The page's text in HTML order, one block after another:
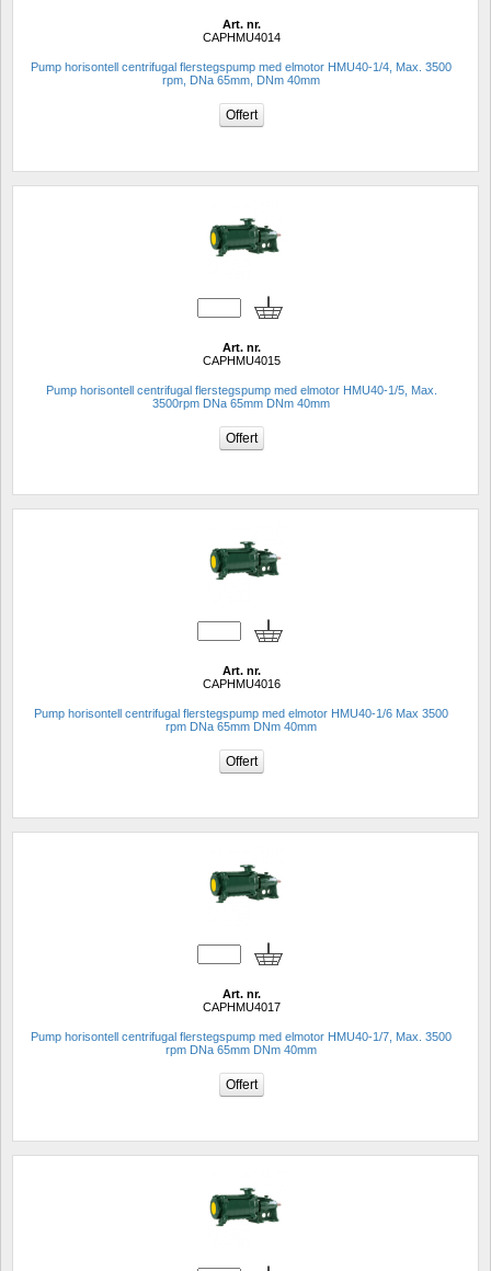
Art. nr.
CAPHMU4014
Pump horisontell centrifugal flerstegspump med elmotor HMU40-1/4, Max. 3500
rpm, DNa 65mm, DNm 40mm
Art. nr.
CAPHMU4015
Pump horisontell centrifugal flerstegspump med elmotor HMU40-1/5, Max.
3500rpm DNa 65mm DNm 40mm
Art. nr.
CAPHMU4016
Pump horisontell centrifugal flerstegspump med elmotor HMU40-1/6 Max 3500
rpm DNa 65mm DNm 40mm
Art. nr.
CAPHMU4017
Pump horisontell centrifugal flerstegspump med elmotor HMU40-1/7, Max. 3500
rpm DNa 65mm DNm 40mm